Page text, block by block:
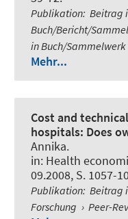
Publikation: Beitrag
Buch/Bericht/
in Buch/Sammelwerk
Mehr...
Cost and
hospitals: Does
Annika.
in: Health
09.2008, S. 1057-
Publikation: Beitrag
Forschung › Peer-